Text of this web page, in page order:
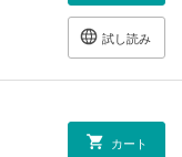
試し読み
カート